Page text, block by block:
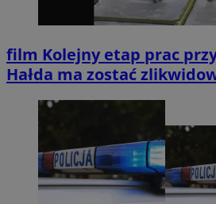
film Kolejny etap prac
Hałda ma zostać